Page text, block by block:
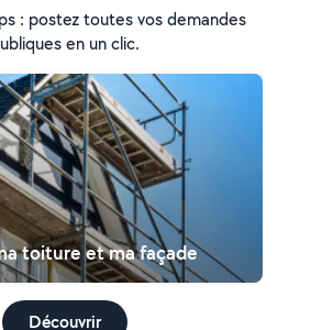
: postez toutes vos demandes
en un clic.
toiture et ma façade
Découvrir